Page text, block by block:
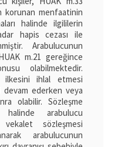
korunan menfaatinin
halinde ilgililerin
hapis cezası ile
Arabulucunun
m.21 gereğince
olabilmektedir.
ilkesini ihlal etmesi
ederken veya
olabilir. Sözleşme
arabulucu
vekalet sözleşmesi
arabulucunun